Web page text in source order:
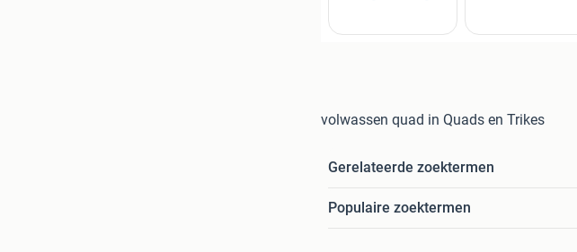
volwassen quad in Quads en Trikes
Gerelateerde zoektermen
Populaire zoektermen